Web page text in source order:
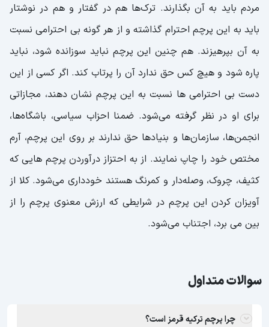
مردم باید به آن بگذارند. ترک‌ها هم در گفتار و هم در نوشتار
باید به این پرچم احترام گذاشته و از هر گونه بی احترامی نسبت
به آن بپرهیزند. هم چنین این پرچم نباید سوزانده شود، نباید
پاره شود و هیچ کس حق ندارد آن را پرتاب کند. اگر کسی از این
دست بی احترامی ها نسبت به این پرچم نشان دهند، مجازاتی
برای او در نظر گرفته می‌شود. ضمنا احزاب سیاسی، باشگاه‌ها،
انجمن‌ها، سازمان‌ها و بنیادها حق ندارند بر روی این پرچم، آرم
مختص خود را چاپ نمایند. از به احتزاز درآوردن پرچم هایی که
کثیف، چروک، وصله‌دار و کمرنگ هستند خودداری می‌شود. کلا از
آویزان کردن این پرچم در شرایطی که ارزش معنوی پرچم را از
بین می برد، اجتناب می‌شود.
سوالات متداول
چرا پرچم ترکیه قرمز است؟